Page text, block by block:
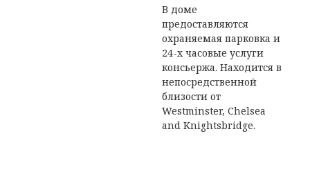
В доме
предоставляются
охраняемая парковка и
24-х часовые услуги
консьержа. Находится в
непосредственной
близости от
Westminster, Chelsea
and Knightsbridge.